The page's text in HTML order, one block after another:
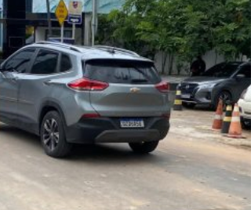
de intervenção não acontece de forma
instantânea, segundo fez questão de
hoje a concessionária Águas de Manaus. Em
Manaus, uma cidade com mais de 11,4 mil
km² de extensão e geografia complexa, o
sistema de abastecimento conta co